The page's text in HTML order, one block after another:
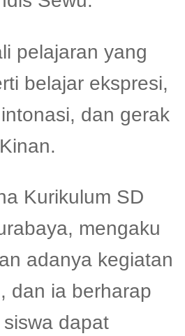
pelajaran yang
belajar ekspresi,
dan gerak
Kurikulum SD
mengaku
adanya kegiatan
dan ia berharap
dapat